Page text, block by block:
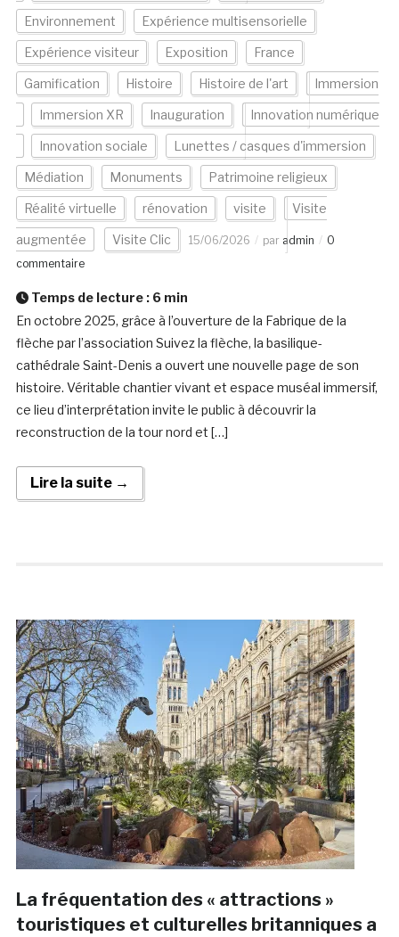
Environnement Expérience multisensorielle
Expérience visiteur Exposition France
Gamification Histoire Histoire de l'art Immersion
Immersion XR Inauguration Innovation numérique
Innovation sociale Lunettes / casques d'immersion
Médiation Monuments Patrimoine religieux
Réalité virtuelle rénovation visite Visite
augmentée Visite Clic 15/06/2026 par admin
0
commentaire
Temps de lecture : 6 min
En octobre 2025, grâce à l’ouverture de la Fabrique de la
flèche par l’association Suivez la flèche, la basilique-
cathédrale Saint-Denis a ouvert une nouvelle page de son
histoire. Véritable chantier vivant et espace muséal immersif,
ce lieu d’interprétation invite le public à découvrir la
reconstruction de la tour nord et […]
Lire la suite →
La fréquentation des « attractions »
touristiques et culturelles britanniques a